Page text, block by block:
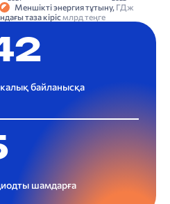
Меншікті энергия тұтыну, ГДж
таза кірісмлрд теңге
байланысқа
шамдарға